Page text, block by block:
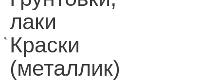
лаки
Краски
(металлик)